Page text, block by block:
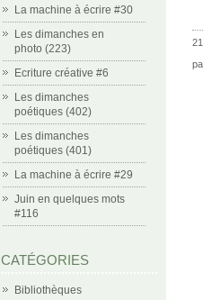
La machine à écrire #30
Les dimanches en
photo (223)
Ecriture créative #6
Les dimanches
poétiques (402)
Les dimanches
poétiques (401)
La machine à écrire #29
Juin en quelques mots
#116
CATÉGORIES
Bibliothèques